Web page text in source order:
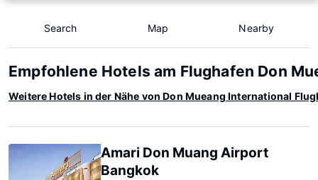
Search Map Nearby
Empfohlene Hotels am Flughafen Don
Weitere Hotels in der Nähe von Don Mueang International
Amari Don Muang Airport
Bangkok